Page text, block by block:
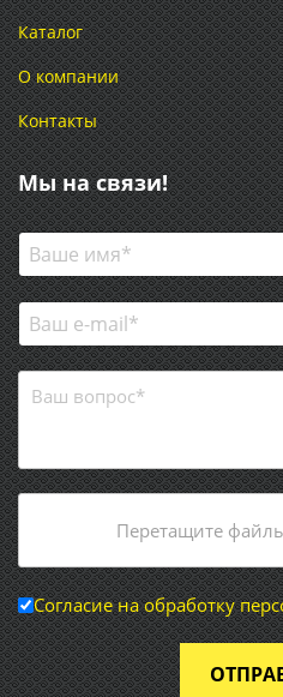
Каталог
О компании
Контакты
Мы на связи!
Перетащите
Согласие на обработку